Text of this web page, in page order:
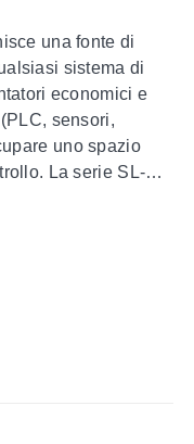
una fonte di
sistema di
economici e
sensori,
uno spazio
La serie SL-PS
e
alla classe 2
x 3,94")